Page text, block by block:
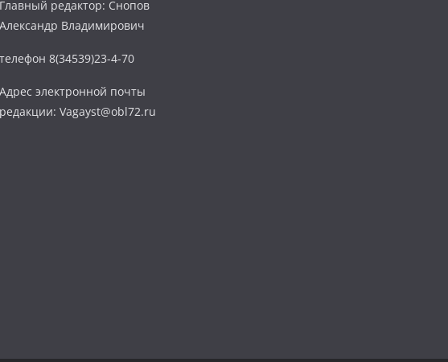
Главный редактор: Снопов
Александр Владимирович
телефон 8(34539)23-4-70
Адрес электронной почты
редакции: Vagayst@obl72.ru